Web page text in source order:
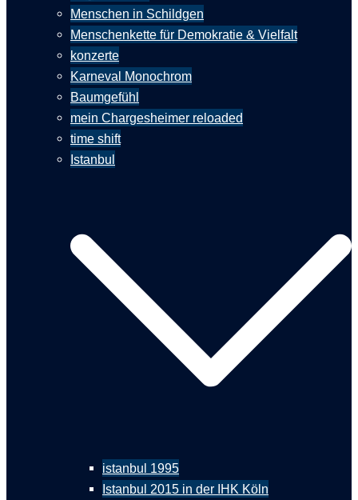
Menschen in Schildgen
Menschenkette für Demokratie & Vielfalt
konzerte
Karneval Monochrom
Baumgefühl
mein Chargesheimer reloaded
time shift
Istanbul
istanbul 1995
Istanbul 2015 in der IHK Köln